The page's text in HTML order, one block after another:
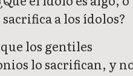
a los ídolos?
los gentiles
lo sacrifican, y